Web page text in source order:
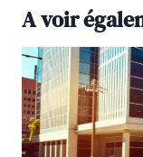
A voir